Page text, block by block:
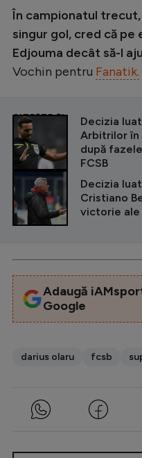
În campionatul
singur gol, cred că pe
Edjouma decât să-l
Vochin pentru Fanatik.
CITEȘTE ȘI
Decizia
Arbitrilor în
după
FCSB
Decizia
Cristiano
victorie ale
Adaugă
Google
darius olaru fcsb